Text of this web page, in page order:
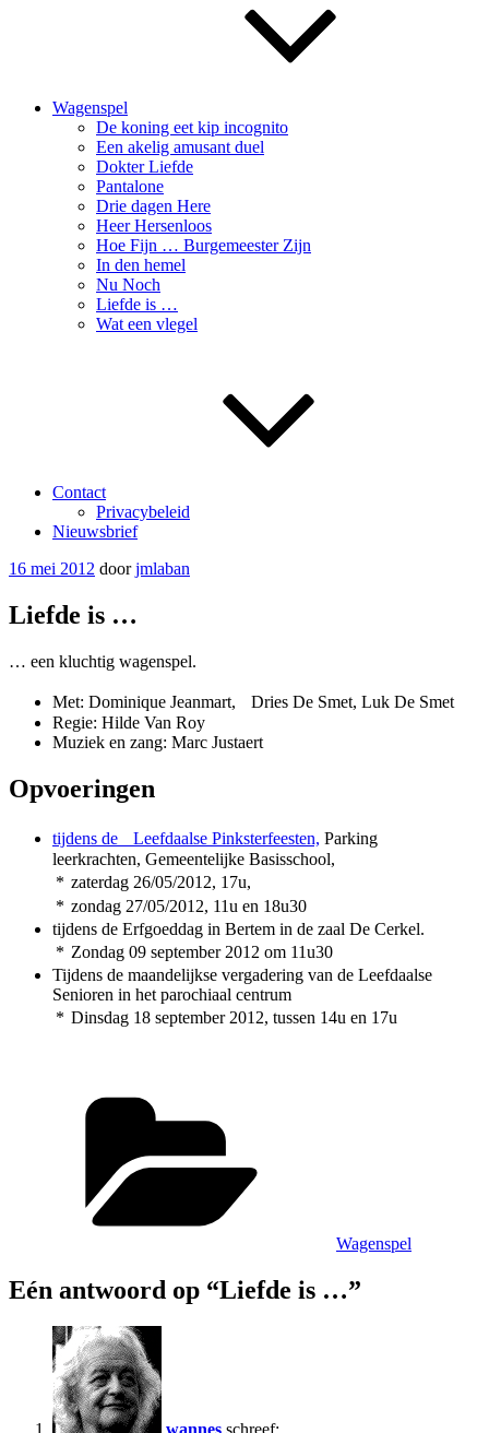
Wagenspel
De koning eet kip incognito
Een akelig amusant duel
Dokter Liefde
Pantalone
Drie dagen Here
Heer Hersenloos
Hoe Fijn … Burgemeester Zijn
In den hemel
Nu Noch
Liefde is …
Wat een vlegel
Contact
Privacybeleid
Nieuwsbrief
Geplaatst
16 mei 2012 doorjmlaban
Liefde is …
… een kluchtig wagenspel.
Met: Dominique Jeanmart, Dries De Smet, Luk De Smet
Regie: Hilde Van Roy
Muziek en zang: Marc Justaert
Opvoeringen
tijdens de Leefdaalse Pinksterfeesten, Parking
leerkrachten, Gemeentelijke Basisschool,
* zaterdag 26/05/2012, 17u,
* zondag 27/05/2012, 11u en 18u30
tijdens de Erfgoeddag in Bertem in de zaal De Cerkel.
* Zondag 09 september 2012 om 11u30
Tijdens de maandelijkse vergadering van de Leefdaalse
Senioren in het parochiaal centrum
* Dinsdag 18 september 2012, tussen 14u en 17u
Wagenspel
Eén antwoord op “Liefde is …”